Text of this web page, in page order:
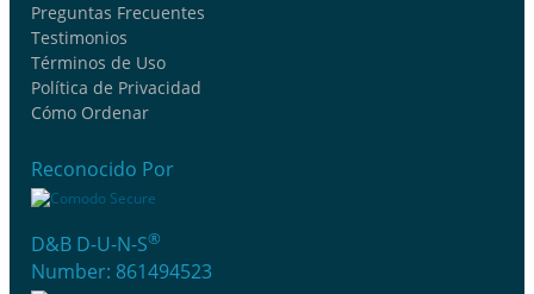
Preguntas Frecuentes
Testimonios
Términos de Uso
Política de Privacidad
Cómo Ordenar
Reconocido Por
D&B D-U-N-S®
Number: 861494523